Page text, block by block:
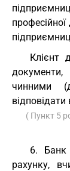
Клієнт
чинними
( Пункт 5
6. Банк
рахунку,